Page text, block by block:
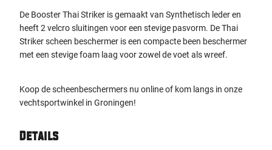
De Booster Thai Striker is gemaakt van Synthetisch leder en
heeft 2 velcro sluitingen voor een stevige pasvorm. De Thai
Striker scheen beschermer is een compacte been beschermer
met een stevige foam laag voor zowel de voet als wreef.
Koop de scheenbeschermers nu online of kom langs in onze
vechtsportwinkel in Groningen!
Details